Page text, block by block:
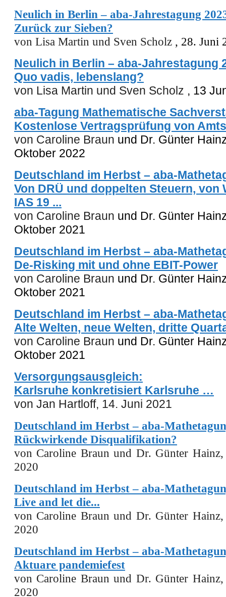
Neulich in Berlin – aba-Jahrestagung
Zurück zur Sieben?
von Lisa Martin und Sven Scholz , 28. Juni
Neulich in Berlin – aba-Jahrestagung
Quo vadis, lebenslang?
von Lisa Martin und Sven Scholz , 13
aba-Tagung Mathematische
Kostenlose Vertragsprüfung von
von Caroline Braun und Dr. Günter
Oktober 2022
Deutschland im Herbst – aba-
Von DRÜ und doppelten Steuern, von
IAS 19 ...
von Caroline Braun und Dr. Günter
Oktober 2021
Deutschland im Herbst – aba-
De-Risking mit und ohne EBIT-Power
von Caroline Braun und Dr. Günter
Oktober 2021
Deutschland im Herbst – aba-
Alte Welten, neue Welten, dritte
von Caroline Braun und Dr. Günter
Oktober 2021
Versorgungsausgleich:
Karlsruhe konkretisiert Karlsruhe …
von Jan Hartloff, 14. Juni 2021
Deutschland im Herbst – aba-
Rückwirkende Disqualifikation?
von Caroline Braun und Dr. Günter
2020
Deutschland im Herbst – aba-
Live and let die...
von Caroline Braun und Dr. Günter
2020
Deutschland im Herbst – aba-
Aktuare pandemiefest
von Caroline Braun und Dr. Günter
2020